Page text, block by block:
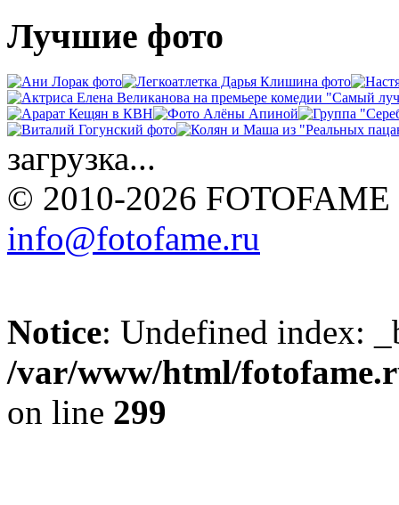
Лучшие фото
загрузка...
© 2010-2026 FOTOFAME
info@fotofame.ru
Notice: Undefined index:
/var/www/html/
on line 299